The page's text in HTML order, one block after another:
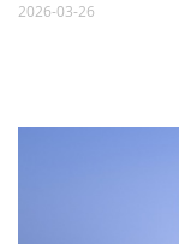
2026-03-26